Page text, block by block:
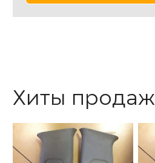
Хиты продаж